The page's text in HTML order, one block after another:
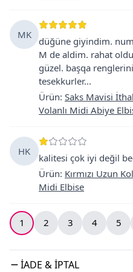
MK
düğüne giyindim.
M de aldim. rahat
güzel. başqa
tesekkurler...
Ürün: Saks Mavisi
Volanlı Midi Abiye
HK
kalitesi çok iyi değil
Ürün: Kırmızı Uzun
Midi Elbise
1 2 3 4 5
İADE & İPTAL